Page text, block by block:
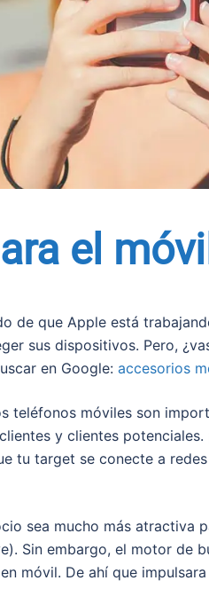
el móvil
de que Apple está
sus dispositivos. Pero,
en Google: accesorios
teléfonos móviles son
y clientes potenciales.
tu target se conecte a
sea mucho más atractiva
Sin embargo, el motor de
móvil. De ahí que